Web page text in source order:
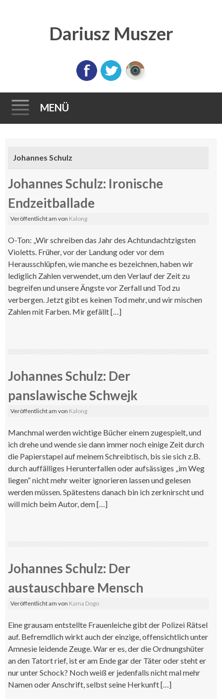
Dariusz Muszer
MENÜ
Inhalt
Johannes Schulz
Johannes Schulz: Ironische
Endzeitballade
Veröffentlicht amvon Kalong
O-Ton: „Wir schreiben das Jahr des Achtundachtzigsten
Violetts. Früher, vor der Landung oder vor dem
Herausschlüpfen, wie manche es bezeichnen, haben wir
lediglich Zahlen verwendet, um den Verlauf der Zeit zu
begreifen und unsere Ängste vor Zerfall und Tod zu
verbergen. Jetzt gibt es keinen Tod mehr, und wir mischen
Zahlen mit Farben. Mir gefällt […]
Johannes Schulz: Der
panslawische Schwejk
Veröffentlicht amvon Kalong
Manchmal werden wichtige Bücher einem zugespielt, und
ich drehe und wende sie dann immer noch einige Zeit durch
die Papierstapel auf meinem Schreibtisch, bis sie sich z.B.
durch auffälliges Herunterfallen oder aufsässiges „im Weg
liegen“ nicht mehr weiter ignorieren lassen und gelesen
werden müssen. Spätestens danach bin ich zerknirscht und
will mich beim Autor, dem […]
Johannes Schulz: Der
austauschbare Mensch
Veröffentlicht amvon Kama Dogo
Eine grausam entstellte Frauenleiche gibt der Polizei Rätsel
auf. Befremdlich wirkt auch der einzige, offensichtlich unter
Amnesie leidende Zeuge. War er es, der die Ordnungshüter
an den Tatort rief, ist er am Ende gar der Täter oder steht er
nur unter Schock? Noch weiß er jedenfalls nicht mal mehr
Namen oder Anschrift, selbst seine Herkunft […]